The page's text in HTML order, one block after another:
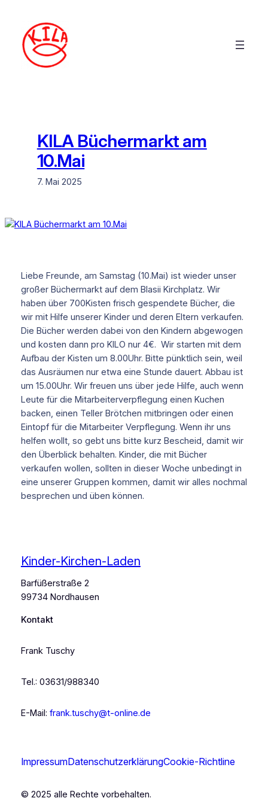
springen
KILA Büchermarkt am
10.Mai
7. Mai 2025
Liebe Freunde, am Samstag (10.Mai) ist wieder unser
großer Büchermarkt auf dem Blasii Kirchplatz. Wir
haben über 700Kisten frisch gespendete Bücher, die
wir mit Hilfe unserer Kinder und deren Eltern verkaufen.
Die Bücher werden dabei von den Kindern abgewogen
und kosten dann pro KILO nur 4€. Wir starten mit dem
Aufbau der Kisten um 8.00Uhr. Bitte pünktlich sein, weil
das Ausräumen nur etwa eine Stunde dauert. Abbau ist
um 15.00Uhr. Wir freuen uns über jede Hilfe, auch wenn
Leute für die Mitarbeiterverpflegung einen Kuchen
backen, einen Teller Brötchen mitbringen oder einen
Eintopf für die Mitarbeiter Verpflegung. Wenn ihr uns
helfen wollt, so gebt uns bitte kurz Bescheid, damit wir
den Überblick behalten. Kinder, die mit Bücher
verkaufen wollen, sollten in dieser Woche unbedingt in
eine unserer Gruppen kommen, damit wir alles nochmal
besprechen und üben können.
Kinder-Kirchen-Laden
Barfüßerstraße 2
99734 Nordhausen
Kontakt
Frank Tuschy
Tel.: 03631/988340
E-Mail: frank.tuschy@t-online.de
ImpressumDatenschutzerklärungCookie-Richtline
© 2025 alle Rechte vorbehalten.